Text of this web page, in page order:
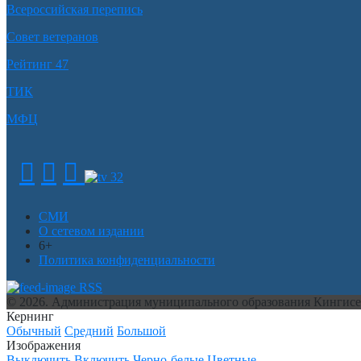
Всероссийская перепись
Совет ветеранов
Рейтинг 47
ТИК
МФЦ
СМИ
О сетевом издании
6+
Политика конфиденциальности
RSS
© 2026. Администрация муниципального образования
Кернинг
Обычный Средний Большой
Изображения